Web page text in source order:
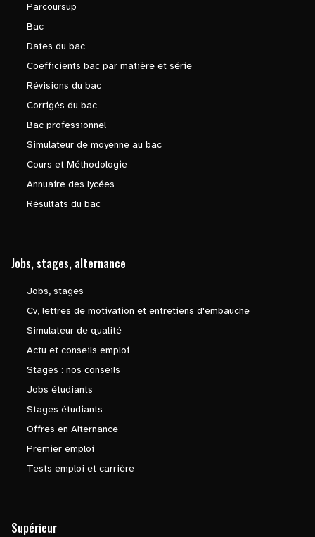
Parcoursup
Bac
Dates du bac
Coefficients bac par matière et série
Révisions du bac
Corrigés du bac
Bac professionnel
Simulateur de moyenne au bac
Cours et Méthodologie
Annuaire des lycées
Résultats du bac
Jobs, stages, alternance
Jobs, stages
Cv, lettres de motivation et entretiens d'embauche
Simulateur de qualité
Actu et conseils emploi
Stages : nos conseils
Jobs étudiants
Stages étudiants
Offres en Alternance
Premier emploi
Tests emploi et carrière
Supérieur